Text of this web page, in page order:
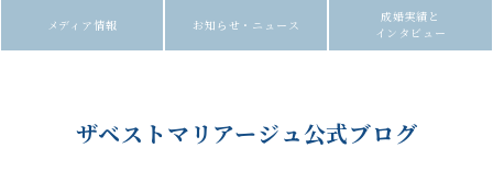
メディア情報 お知らせ・ニュース
成婚実績と
インタビュー
ザベストマリアージュ公式ブログ